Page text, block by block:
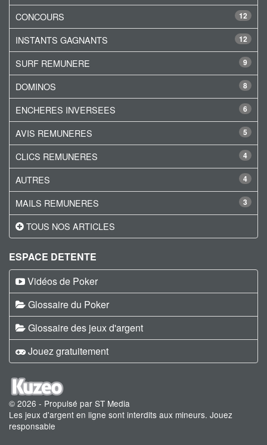
12
CONCOURS
12
INSTANTS GAGNANTS
9
SURF REMUNERE
8
DOMINOS
6
ENCHERES INVERSEES
5
AVIS REMUNERES
4
CLICS REMUNERES
4
AUTRES
3
MAILS REMUNERES
TOUS NOS ARTICLES
ESPACE DETENTE
Vidéos de Poker
Glossaire du Poker
Glossaire des jeux d'argent
Jouez gratuitement
© 2026 - Propulsé par ST Media
Les jeux d'argent en ligne sont interdits aux mineurs. Jouez
responsable